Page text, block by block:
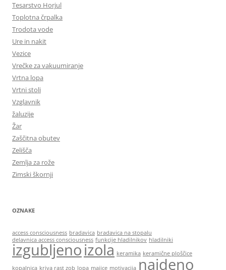
Tesarstvo Horjul
Toplotna črpalka
Trodota vode
Ure in nakit
Vezice
Vrečke za vakuumiranje
Vrtna lopa
Vrtni stoli
Vzglavnik
žaluzije
Žar
Zaščitna obutev
Zelišča
Zemlja za rože
Zimski škornji
OZNAKE
access consciousness bradavica bradavica na stopalu
delavnica access consciousness funkcije hladilnikov hladilniki
izgubljenoizola keramika keramične ploščice
kopalnica kriva rast zob lopa majice motivacija najdeno